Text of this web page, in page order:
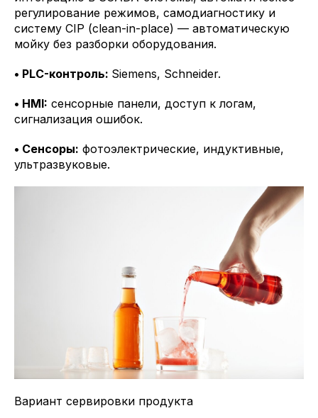
регулирование режимов, самодиагностику и
систему CIP (clean-in-place) — автоматическую
мойку без разборки оборудования.
• PLC-контроль: Siemens, Schneider.
• HMI: сенсорные панели, доступ к логам,
сигнализация ошибок.
• Сенсоры: фотоэлектрические, индуктивные,
ультразвуковые.
Вариант сервировки продукта